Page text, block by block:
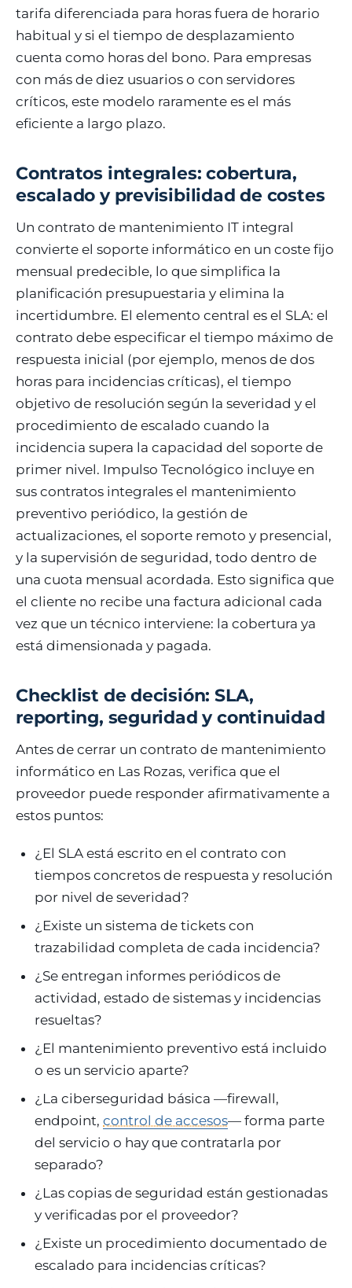
tarifa diferenciada para horas fuera de horario
habitual y si el tiempo de desplazamiento
cuenta como horas del bono. Para empresas
con más de diez usuarios o con servidores
críticos, este modelo raramente es el más
eficiente a largo plazo.
Contratos integrales: cobertura,
escalado y previsibilidad de costes
Un contrato de mantenimiento IT integral
convierte el soporte informático en un coste fijo
mensual predecible, lo que simplifica la
planificación presupuestaria y elimina la
incertidumbre. El elemento central es el SLA: el
contrato debe especificar el tiempo máximo de
respuesta inicial (por ejemplo, menos de dos
horas para incidencias críticas), el tiempo
objetivo de resolución según la severidad y el
procedimiento de escalado cuando la
incidencia supera la capacidad del soporte de
primer nivel. Impulso Tecnológico incluye en
sus contratos integrales el mantenimiento
preventivo periódico, la gestión de
actualizaciones, el soporte remoto y presencial,
y la supervisión de seguridad, todo dentro de
una cuota mensual acordada. Esto significa que
el cliente no recibe una factura adicional cada
vez que un técnico interviene: la cobertura ya
está dimensionada y pagada.
Checklist de decisión: SLA,
reporting, seguridad y continuidad
Antes de cerrar un contrato de mantenimiento
informático en Las Rozas, verifica que el
proveedor puede responder afirmativamente a
estos puntos:
¿El SLA está escrito en el contrato con
tiempos concretos de respuesta y resolución
por nivel de severidad?
¿Existe un sistema de tickets con
trazabilidad completa de cada incidencia?
¿Se entregan informes periódicos de
actividad, estado de sistemas y incidencias
resueltas?
¿El mantenimiento preventivo está incluido
o es un servicio aparte?
¿La ciberseguridad básica —firewall,
endpoint, control de accesos— forma parte
del servicio o hay que contratarla por
separado?
¿Las copias de seguridad están gestionadas
y verificadas por el proveedor?
¿Existe un procedimiento documentado de
escalado para incidencias críticas?